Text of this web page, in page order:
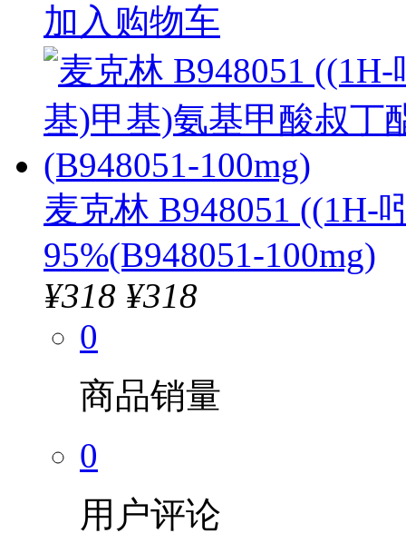
加入购物车
麦克林 B948051 ((1H-
95%(B948051-100mg)
¥318 ¥318
0
商品销量
0
用户评论